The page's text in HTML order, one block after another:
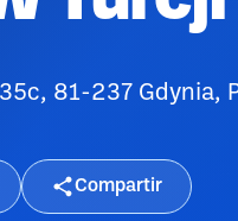
81-237 Gdynia,
Compartir